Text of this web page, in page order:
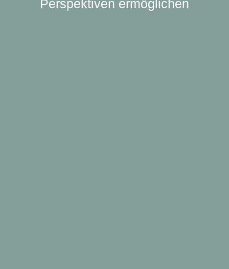
Perspektiven ermöglichen